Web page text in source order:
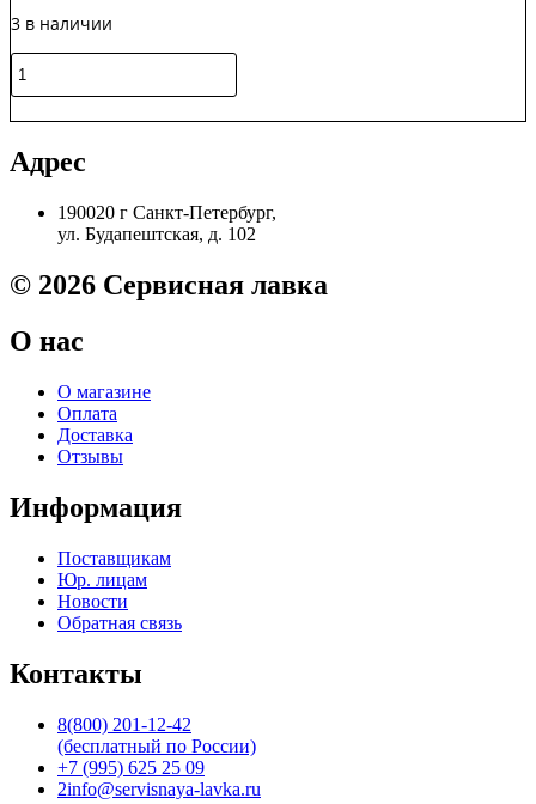
LJ
MFP
M426
Original
3 в наличии
Количество
товара
5080
Ролик
подачи/
Canon
S'tech
Адрес
190020 г Санкт-Петербург,
ул. Будапештская, д. 102
© 2026 Сервисная лавка
О нас
О магазине
Оплата
Доставка
Отзывы
Информация
Поставщикам
Юр. лицам
Новости
Обратная связь
Контакты
8(800) 201-12-42
(бесплатный по России)
+7 (995) 625 25 09
2info@servisnaya-lavka.ru